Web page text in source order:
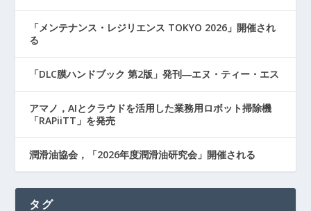
「メンテナンス・レジリエンス TOKYO 2026」開催され
る
「DLC膜ハンドブック 第2版」発刊―エヌ・ティー・エス
アマノ，AIとクラウドを活用した業務用ロボット掃除機
「RAPiiTT」を発売
潤滑油協会，「2026年度潤滑油研究会」開催される
タグ